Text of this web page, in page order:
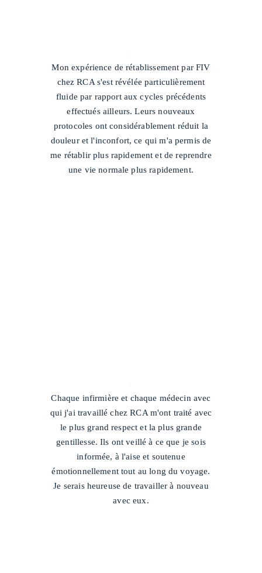
Mon expérience de rétablissement par FIV
chez RCA s'est révélée particulièrement
fluide par rapport aux cycles précédents
effectués ailleurs. Leurs nouveaux
protocoles ont considérablement réduit la
douleur et l'inconfort, ce qui m'a permis de
me rétablir plus rapidement et de reprendre
une vie normale plus rapidement.
Chaque infirmière et chaque médecin avec
qui j'ai travaillé chez RCA m'ont traité avec
le plus grand respect et la plus grande
gentillesse. Ils ont veillé à ce que je sois
informée, à l'aise et soutenue
émotionnellement tout au long du voyage.
Je serais heureuse de travailler à nouveau
avec eux.